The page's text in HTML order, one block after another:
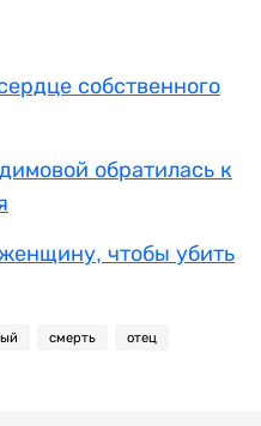
собственного
обратилась к
чтобы убить
смерть отец